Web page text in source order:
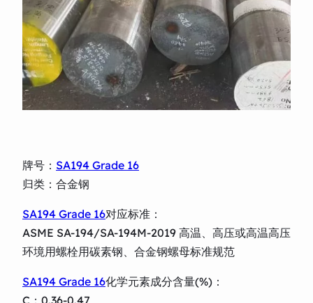
牌号： SA194 Grade 16
归类：合金钢
SA194 Grade 16对应标准：
ASME SA-194/SA-194M-2019 高温、高压或高温高压
环境用螺栓用碳素钢、合金钢螺母标准规范
SA194 Grade 16化学元素成分含量(%)：
C：0.36-0.47